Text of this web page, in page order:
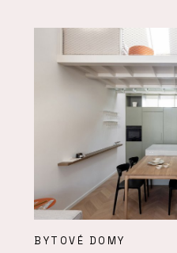
BYTOVÉ DOMY